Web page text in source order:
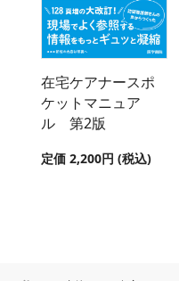
在宅ケアナースポ
ケットマニュア
ル 第2版
定価 2,200円 (税込)